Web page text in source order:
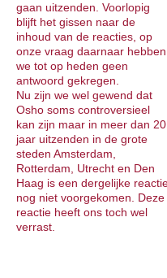
gaan uitzenden. Voorlopig
blijft het gissen naar de
inhoud van de reacties, op
onze vraag daarnaar hebben
we tot op heden geen
antwoord gekregen.
Nu zijn we wel gewend dat
Osho soms controversieel
kan zijn maar in meer dan 20
jaar uitzenden in de grote
steden Amsterdam,
Rotterdam, Utrecht en Den
Haag is een dergelijke
nog niet voorgekomen. Deze
reactie heeft ons toch wel
verrast.